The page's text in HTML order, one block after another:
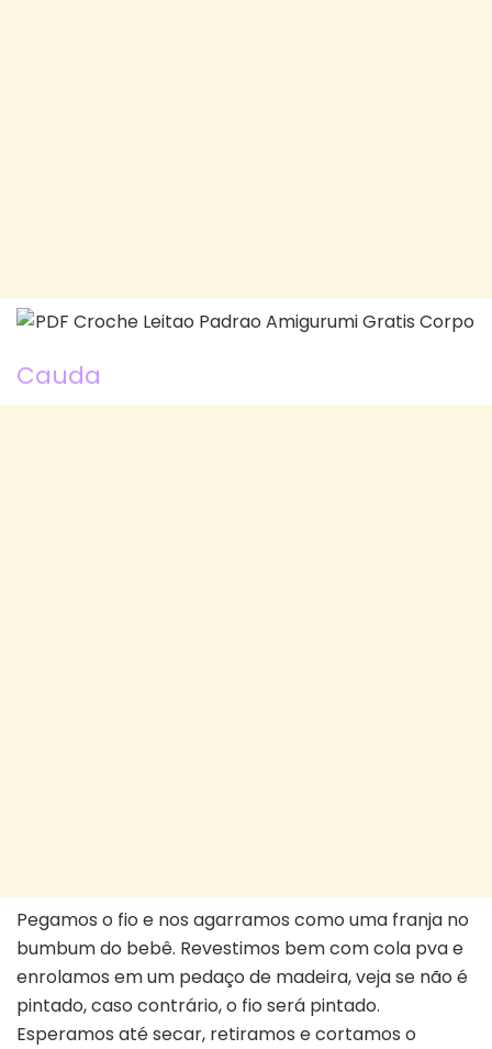
Cauda
Pegamos o fio e nos agarramos como uma franja no
bumbum do bebê. Revestimos bem com cola pva e
enrolamos em um pedaço de madeira, veja se não é
pintado, caso contrário, o fio será pintado.
Esperamos até secar, retiramos e cortamos o